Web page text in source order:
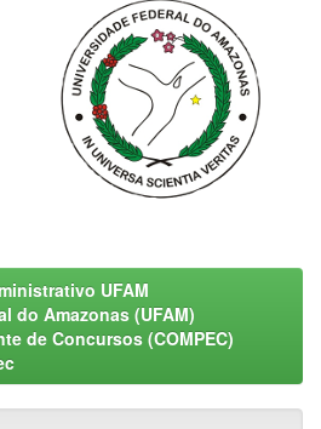
UFAM
do Amazonas (UFAM)
de Concursos (COMPEC)